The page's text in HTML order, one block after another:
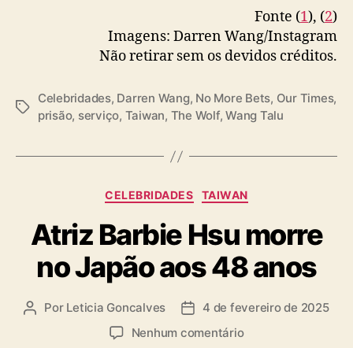
r
i
t
ó
i
Fonte (1), (2)
Imagens: Darren Wang/Instagram
Não retirar sem os devidos créditos.
T
s
Celebridades, Darren Wang, No More Bets, Our Times,
prisão, serviço, Taiwan, The Wolf,Wang Talu
C
t
e
g
o
a
CELEBRIDADES TAIWAN
Atriz Barbie Hsu morre
no Japão aos 48 anos
A Por Leticia Goncalves
D 4 de fevereiro de 2025
Nenhum comentárioe